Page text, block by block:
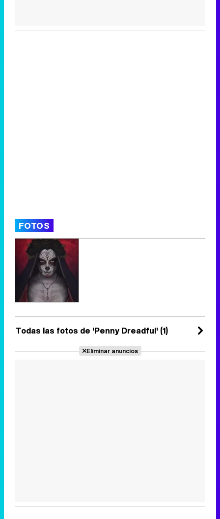
FOTOS
Todas las fotos de 'Penny Dreadful' (1)
Eliminar anuncios